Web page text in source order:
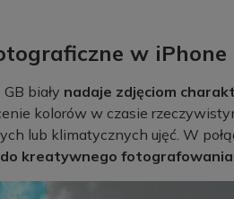
w iPhone
biały nadaje zdjęciom
kolorów w czasie
lub klimatycznych ujęć. W
kreatywnego fotografowania